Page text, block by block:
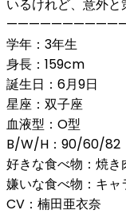
いるけれど、意外と
学年：3年生
身長：159cm
誕生日：6月9日
星座：双子座
血液型：O型
B/W/H：90/60/82
好きな食べ物：焼き
嫌いな食べ物：キャ
CV：楠田亜衣奈